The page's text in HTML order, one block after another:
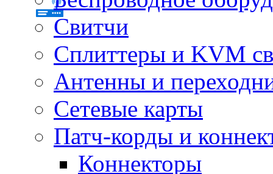
Свитчи
Сплиттеры и KVM
Антенны и
Сетевые карты
Патч-корды и
Коннекторы